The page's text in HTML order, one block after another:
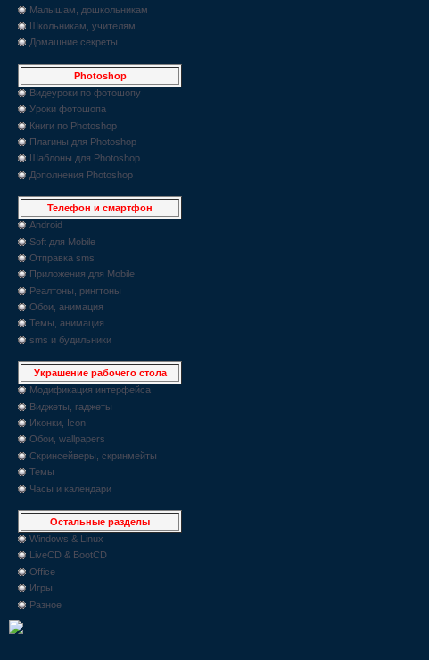
Малышам, дошкольникам
Школьникам, учителям
Домашние секреты
Photoshop
Видеуроки по фотошопу
Уроки фотошопа
Книги по Photoshop
Плагины для Photoshop
Шаблоны для Photoshop
Дополнения Photoshop
Телефон и смартфон
Android
Soft для Mobile
Отправка sms
Приложения для Mobile
Реалтоны, рингтоны
Обои, анимация
Темы, анимация
sms и будильники
Украшение рабочего стола
Модификация интерфейса
Виджеты, гаджеты
Иконки, Icon
Обои, wallpapers
Скринсейверы, скринмейты
Темы
Часы и календари
Остальные разделы
Windows & Linux
LiveCD & BootCD
Office
Игры
Разное